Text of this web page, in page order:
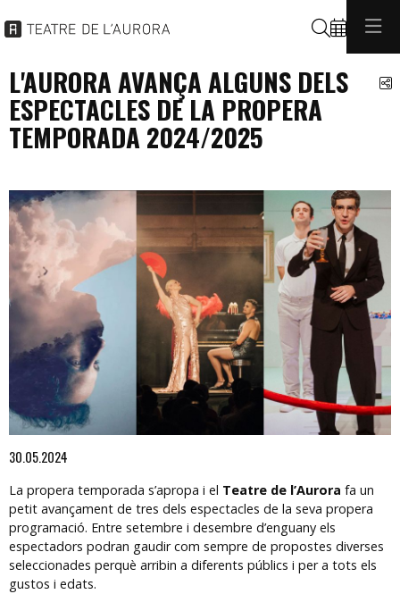
Cerca
L'AURORA AVANÇA ALGUNS DELS
ESPECTACLES DE LA PROPERA
TEMPORADA 2024/2025
Diapositiva 1 de 1
30.05.2024
La propera temporada s’apropa i el Teatre de l’Aurora fa un
petit avançament de tres dels espectacles de la seva propera
programació. Entre setembre i desembre d’enguany els
espectadors podran gaudir com sempre de propostes diverses
seleccionades perquè arribin a diferents públics i per a tots els
gustos i edats.